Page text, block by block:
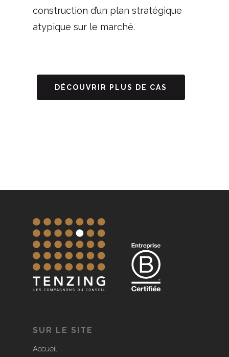
construction d’un plan stratégique
atypique sur le marché.
DÉCOUVRIR PLUS DE CAS
SUR LE SITE
Accueil